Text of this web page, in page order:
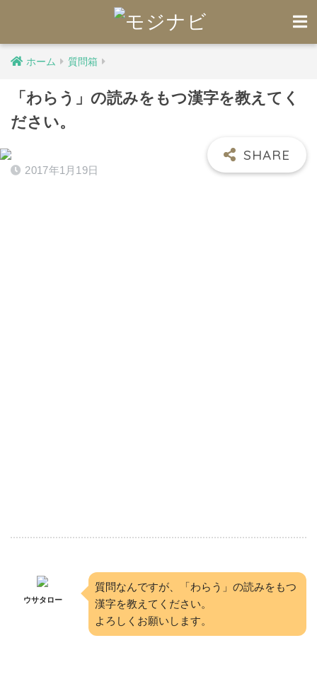
ホーム 質問箱
「わらう」の読みをもつ漢字を教えてく
ださい。
2017年1月19日
ウサタロー
質問なんですが、「わらう」の読みをもつ
漢字を教えてください。
よろしくお願いします。